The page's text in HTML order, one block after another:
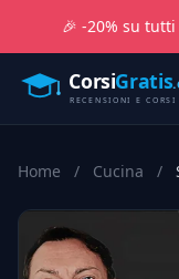
🎉 -20% su
Home / Cucina /